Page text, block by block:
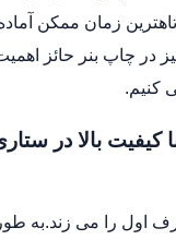
زمان ممکن
در چاپ بنر حائز
کنیم.
کیفیت بالا در
اول را می زند.به